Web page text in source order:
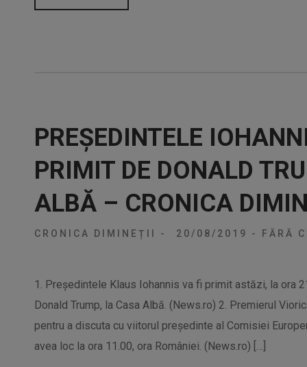
PREȘEDINTELE
PRIMIT DE DONALD
ALBĂ – CRONICA
CRONICA DIMINEȚII - 20/08/2019 - FĂRĂ
1. Preşedintele Klaus Iohannis va fi primit astăzi, la ora
Donald Trump, la Casa Albă. (News.ro) 2. Premierul
pentru a discuta cu viitorul preşedinte al Comisiei
avea loc la ora 11.00, ora României. (News.ro) […]